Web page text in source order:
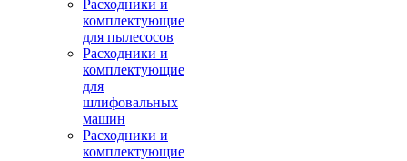
Расходники и
комплектующие
для пылесосов
Расходники и
комплектующие
для
шлифовальных
машин
Расходники и
комплектующие